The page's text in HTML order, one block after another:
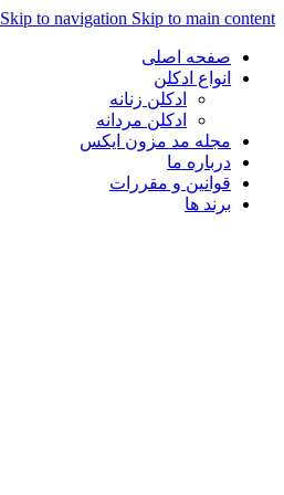
Skip to navigation Skip to main content
صفحه اصلی
انواع ادکلن
ادکلن زنانه
ادکلن مردانه
مجله مد مزون ایکس
درباره ما
قوانین و مقررات
برند ها